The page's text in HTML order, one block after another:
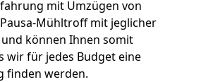
mit Umzügen von
Mühltroff mit jeglicher
können Ihnen somit
wir für jedes Budget eine
finden werden.